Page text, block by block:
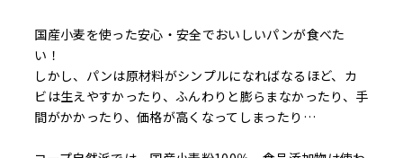
国産小麦を使った安心・安全でおいしいパンが食べた
い！
しかし、パンは原材料がシンプルになればなるほど、カ
ビは生えやすかったり、ふんわりと膨らまなかったり、手
間がかかったり、価格が高くなってしまったり…